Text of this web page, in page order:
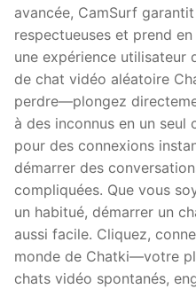
avancée, CamSurf
respectueuses et prend
une expérience utilisateur
de chat vidéo aléatoire
perdre—plongez
à des inconnus en un
pour des connexions
démarrer des
compliquées. Que vous
un habitué, démarrer un
aussi facile. Cliquez,
monde de Chatki—votre
chats vidéo spontanés,